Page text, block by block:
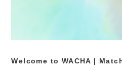
Welcome to WACHA |